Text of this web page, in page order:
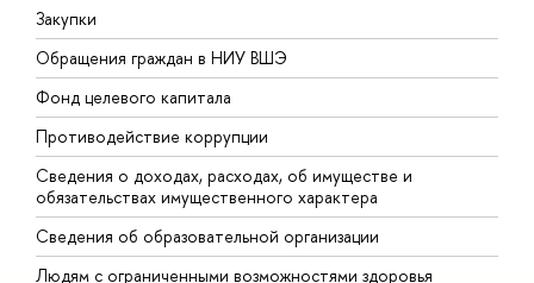
Закупки
Обращения граждан в НИУ ВШЭ
Фонд целевого капитала
Противодействие коррупции
Сведения о доходах, расходах, об имуществе и
обязательствах имущественного характера
Сведения об образовательной организации
Людям с ограниченными возможностями здоровья